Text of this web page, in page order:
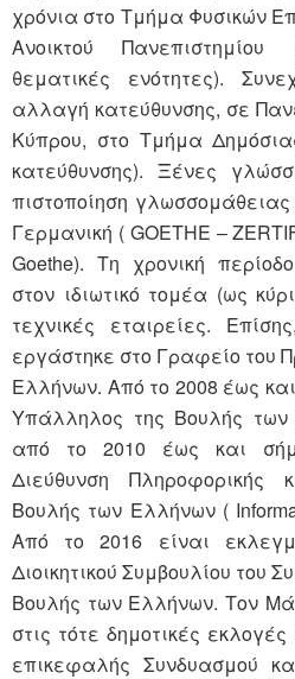
χρόνια στο Τμήμα Φυσικών
Ανοικτού
θεματικές ενότητες).
αλλαγή κατεύθυνσης, σε
Κύπρου, στο Τμήμα
κατεύθυνσης). Ξένες
πιστοποίηση γλωσσομάθειας
Γερμανική ( GOETHE –
Goethe). Τη χρονική
στον ιδιωτικό τομέα (ως
τεχνικές εταιρείες.
εργάστηκε στο Γραφείο του
Ελλήνων. Από το 2008 έως
Υπάλληλος της Βουλής
από το 2010 έως και
Διεύθυνση Πληροφορικής
Βουλής των Ελλήνων (
Από το 2016 είναι
Διοικητικού Συμβουλίου του
Βουλής των Ελλήνων. Τον
στις τότε δημοτικές
επικεφαλής Συνδυασμού